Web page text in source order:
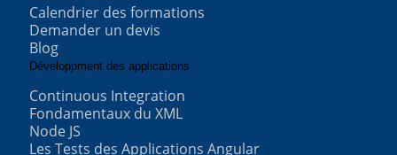
Calendrier des formations
Demander un devis
Blog
Développment des applications
Continuous Integration
Fondamentaux du XML
Node JS
Les Tests des Applications Angular